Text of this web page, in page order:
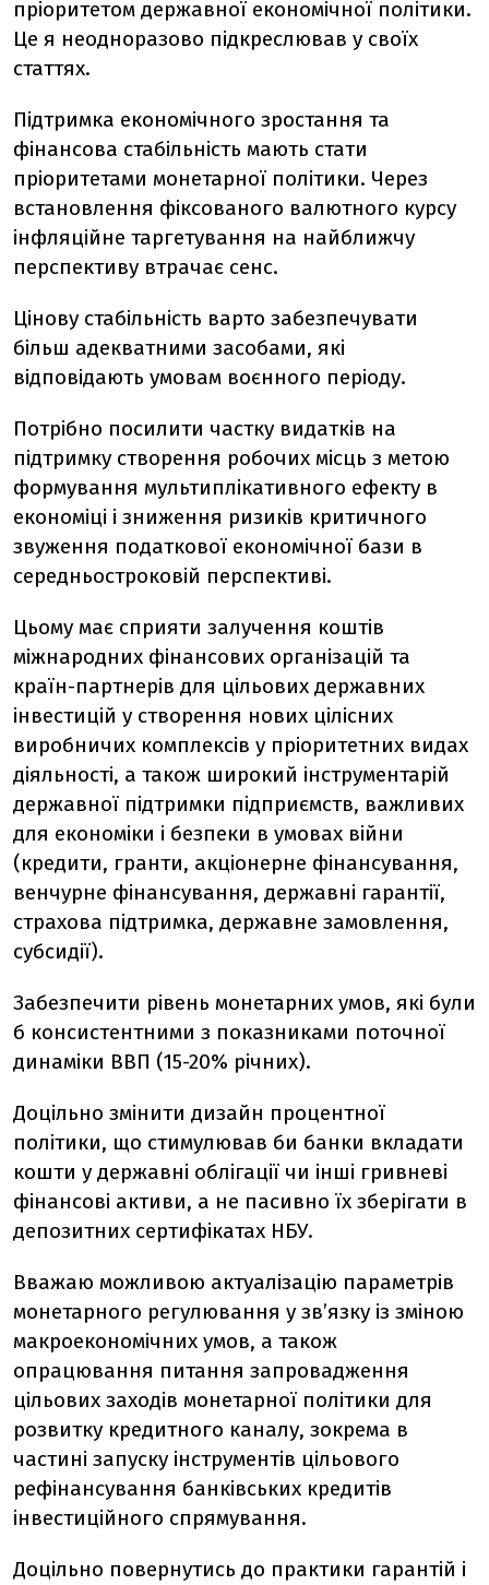
пріоритетом державної економічної політики.
Це я неодноразово підкреслював у своїх
статтях.
Підтримка економічного зростання та
фінансова стабільність мають стати
пріоритетами монетарної політики. Через
встановлення фіксованого валютного курсу
інфляційне таргетування на найближчу
перспективу втрачає сенс.
Цінову стабільність варто забезпечувати
більш адекватними засобами, які
відповідають умовам воєнного періоду.
Потрібно посилити частку видатків на
підтримку створення робочих місць з метою
формування мультиплікативного ефекту в
економіці і зниження ризиків критичного
звуження податкової економічної бази в
середньостроковій перспективі.
Цьому має сприяти залучення коштів
міжнародних фінансових організацій та
країн-партнерів для цільових державних
інвестицій у створення нових цілісних
виробничих комплексів у пріоритетних видах
діяльності, а також широкий інструментарій
державної підтримки підприємств, важливих
для економіки і безпеки в умовах війни
(кредити, гранти, акціонерне фінансування,
венчурне фінансування, державні гарантії,
страхова підтримка, державне замовлення,
субсидії).
Забезпечити рівень монетарних умов, які були
б консистентними з показниками поточної
динаміки ВВП (15-20% річних).
Доцільно змінити дизайн процентної
політики, що стимулював би банки вкладати
кошти у державні облігації чи інші гривневі
фінансові активи, а не пасивно їх зберігати в
депозитних сертифікатах НБУ.
Вважаю можливою актуалізацію параметрів
монетарного регулювання у зв’язку із зміною
макроекономічних умов, а також
опрацювання питання запровадження
цільових заходів монетарної політики для
розвитку кредитного каналу, зокрема в
частині запуску інструментів цільового
рефінансування банківських кредитів
інвестиційного спрямування.
Доцільно повернутись до практики гарантій і